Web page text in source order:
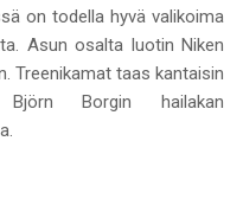
on todella hyvä valikoima
Asun osalta luotin Niken
Treenikamat taas kantaisin
Borgin hailakan